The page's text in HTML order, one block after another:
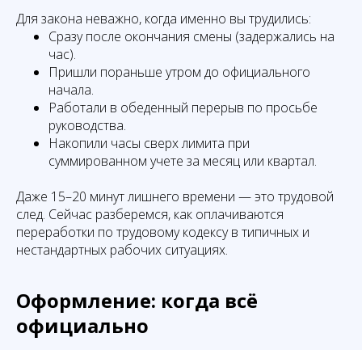
Для закона неважно, когда именно вы трудились:
Сразу после окончания смены (задержались на
час).
Пришли пораньше утром до официального
начала.
Работали в обеденный перерыв по просьбе
руководства.
Накопили часы сверх лимита при
суммированном учете за месяц или квартал.
Даже 15–20 минут лишнего времени — это трудовой
след. Сейчас разберемся, как оплачиваются
переработки по трудовому кодексу в типичных и
нестандартных рабочих ситуациях.
Оформление: когда всё
официально